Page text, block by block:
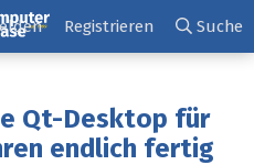
Registrieren Suche
Qt-Desktop für
endlich fertig